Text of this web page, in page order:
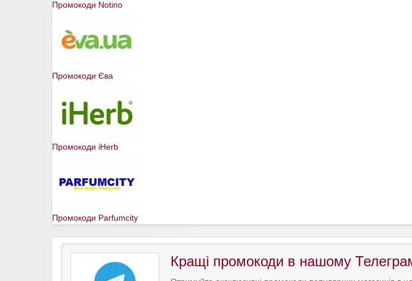
Промокоди Notino
Промокоди Єва
Промокоди iHerb
Промокоди Parfumcity
Кращі промокоди в нашому